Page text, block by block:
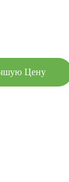
Цену